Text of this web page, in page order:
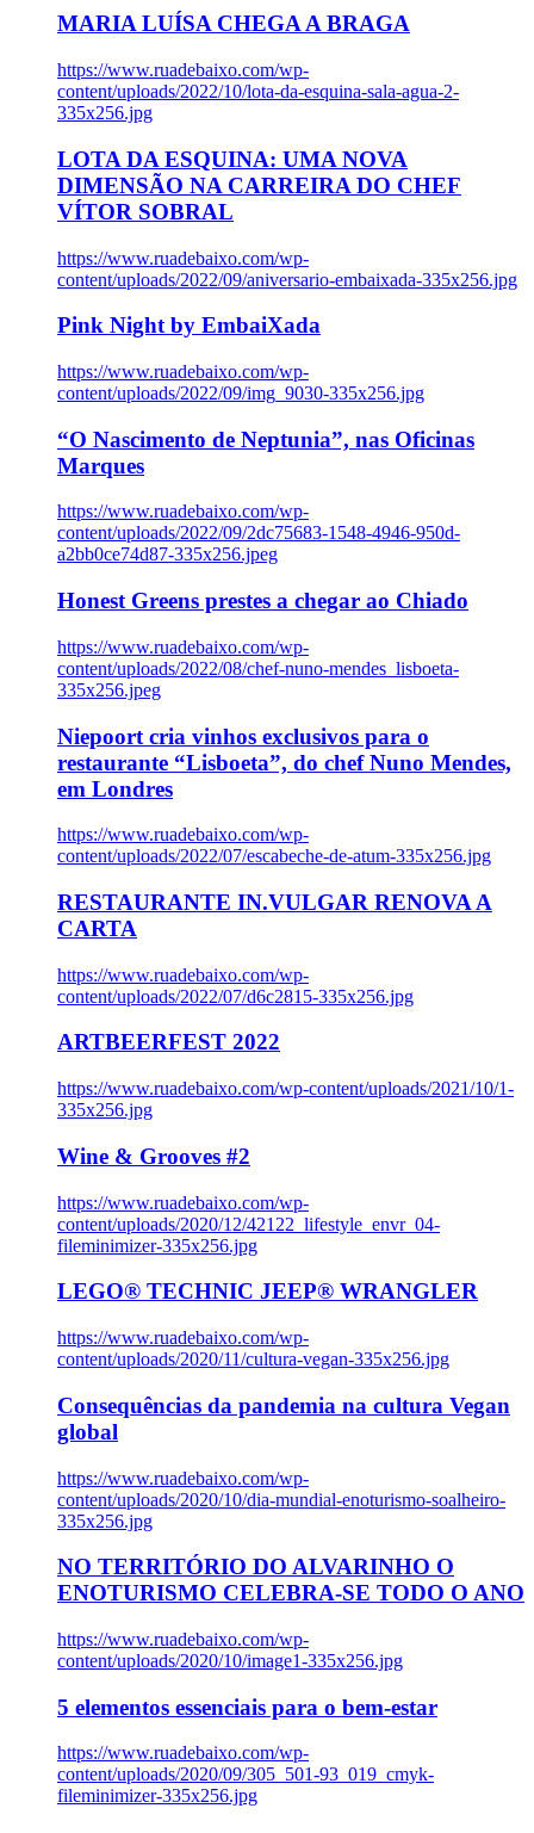
MARIA LUÍSA CHEGA A BRAGA
https://www.ruadebaixo.com/wp-
content/uploads/2022/10/lota-da-esquina-sala-agua-2-
335x256.jpg
LOTA DA ESQUINA: UMA NOVA
DIMENSÃO NA CARREIRA DO CHEF
VÍTOR SOBRAL
https://www.ruadebaixo.com/wp-
content/uploads/2022/09/aniversario-embaixada-335x256.jpg
Pink Night by EmbaiXada
https://www.ruadebaixo.com/wp-
content/uploads/2022/09/img_9030-335x256.jpg
“O Nascimento de Neptunia”, nas Oficinas
Marques
https://www.ruadebaixo.com/wp-
content/uploads/2022/09/2dc75683-1548-4946-950d-
a2bb0ce74d87-335x256.jpeg
Honest Greens prestes a chegar ao Chiado
https://www.ruadebaixo.com/wp-
content/uploads/2022/08/chef-nuno-mendes_lisboeta-
335x256.jpeg
Niepoort cria vinhos exclusivos para o
restaurante “Lisboeta”, do chef Nuno Mendes,
em Londres
https://www.ruadebaixo.com/wp-
content/uploads/2022/07/escabeche-de-atum-335x256.jpg
RESTAURANTE IN.VULGAR RENOVA A
CARTA
https://www.ruadebaixo.com/wp-
content/uploads/2022/07/d6c2815-335x256.jpg
ARTBEERFEST 2022
https://www.ruadebaixo.com/wp-content/uploads/2021/10/1-
335x256.jpg
Wine & Grooves #2
https://www.ruadebaixo.com/wp-
content/uploads/2020/12/42122_lifestyle_envr_04-
fileminimizer-335x256.jpg
LEGO® TECHNIC JEEP® WRANGLER
https://www.ruadebaixo.com/wp-
content/uploads/2020/11/cultura-vegan-335x256.jpg
Consequências da pandemia na cultura Vegan
global
https://www.ruadebaixo.com/wp-
content/uploads/2020/10/dia-mundial-enoturismo-soalheiro-
335x256.jpg
NO TERRITÓRIO DO ALVARINHO O
ENOTURISMO CELEBRA-SE TODO O ANO
https://www.ruadebaixo.com/wp-
content/uploads/2020/10/image1-335x256.jpg
5 elementos essenciais para o bem-estar
https://www.ruadebaixo.com/wp-
content/uploads/2020/09/305_501-93_019_cmyk-
fileminimizer-335x256.jpg